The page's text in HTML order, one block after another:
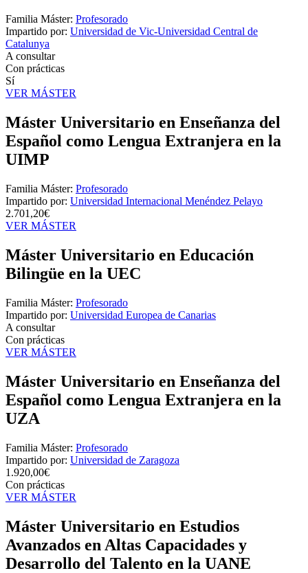
Familia Máster: Profesorado
Impartido por: Universidad de Vic-Universidad Central de
Catalunya
A consultar
Con prácticas
Sí
VER MÁSTER
Máster Universitario en Enseñanza del
Español como Lengua Extranjera en la
UIMP
Familia Máster: Profesorado
Impartido por: Universidad Internacional Menéndez Pelayo
2.701,20€
VER MÁSTER
Máster Universitario en Educación
Bilingüe en la UEC
Familia Máster: Profesorado
Impartido por: Universidad Europea de Canarias
A consultar
Con prácticas
VER MÁSTER
Máster Universitario en Enseñanza del
Español como Lengua Extranjera en la
UZA
Familia Máster: Profesorado
Impartido por: Universidad de Zaragoza
1.920,00€
Con prácticas
VER MÁSTER
Máster Universitario en Estudios
Avanzados en Altas Capacidades y
Desarrollo del Talento en la UANE